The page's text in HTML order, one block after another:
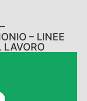
– LINEE
LAVORO